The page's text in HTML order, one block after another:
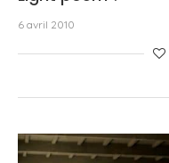
6 avril 2010